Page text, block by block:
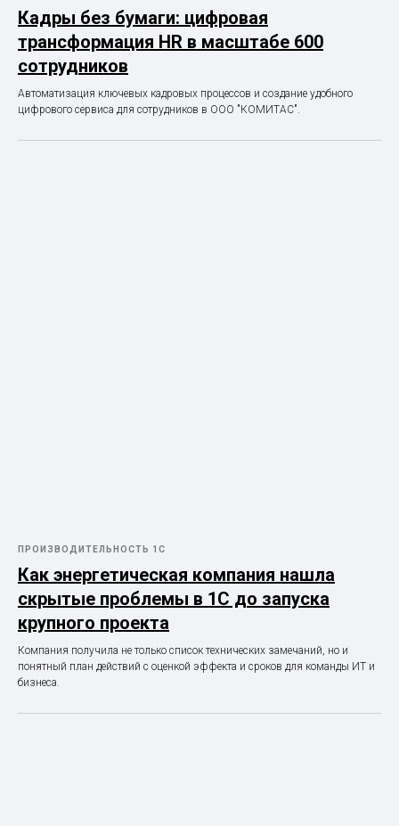
Кадры без бумаги: цифровая
трансформация HR в масштабе 600
сотрудников
Автоматизация ключевых кадровых процессов и создание удобного
цифрового сервиса для сотрудников в ООО "КОМИТАС".
ПРОИЗВОДИТЕЛЬНОСТЬ 1С
Как энергетическая компания нашла
скрытые проблемы в 1С до запуска
крупного проекта
Компания получила не только список технических замечаний, но и
понятный план действий с оценкой эффекта и сроков для команды ИТ и
бизнеса.